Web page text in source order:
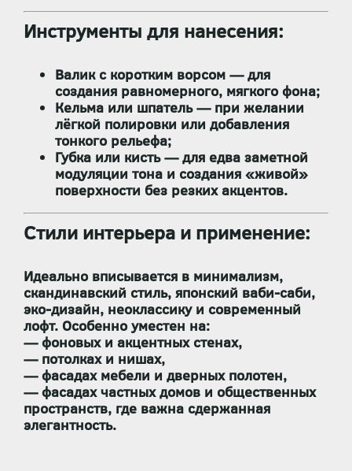
Инструменты для нанесения:
Валик с коротким ворсом — для
создания равномерного, мягкого фона;
Кельма или шпатель— при желании
лёгкой полировки или добавления
тонкого рельефа;
Губка или кисть— для едва заметной
модуляции тона и создания «живой»
поверхности без резких акцентов.
Стили интерьера и применение:
Идеально вписывается в минимализм,
скандинавский стиль, японский ваби-саби,
эко-дизайн, неоклассику и современный
лофт. Особенно уместен на:
— фоновых и акцентных стенах,
— потолках и нишах,
— фасадах мебели и дверных полотен,
— фасадах частных домов и общественных
пространств, где важна сдержанная
элегантность.